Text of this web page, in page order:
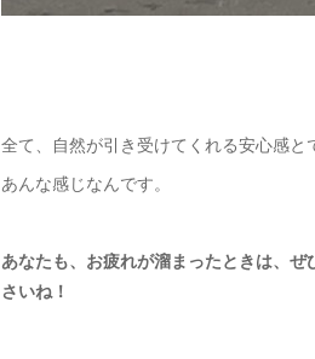
全て、自然が引き受けてくれる安心感と
あんな感じなんです。
あなたも、お疲れが溜まったときは、
さいね！